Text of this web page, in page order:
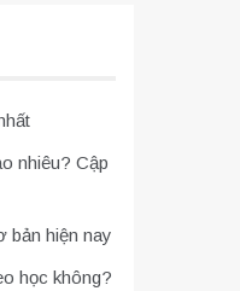
nhiêu? Cập
bản hiện nay
học không?